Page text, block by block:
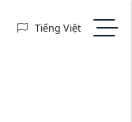
Tiếng Việt